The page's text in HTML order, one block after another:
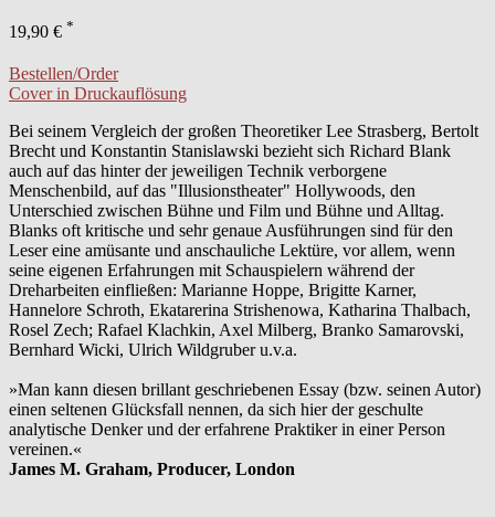
19,90 € *
Bestellen/Order
Cover in Druckauflösung
Bei seinem Vergleich der großen Theoretiker Lee Strasberg, Bertolt
Brecht und Konstantin Stanislawski bezieht sich Richard Blank
auch auf das hinter der jeweiligen Technik verborgene
Menschenbild, auf das "Illusionstheater" Hollywoods, den
Unterschied zwischen Bühne und Film und Bühne und Alltag.
Blanks oft kritische und sehr genaue Ausführungen sind für den
Leser eine amüsante und anschauliche Lektüre, vor allem, wenn
seine eigenen Erfahrungen mit Schauspielern während der
Dreharbeiten einfließen: Marianne Hoppe, Brigitte Karner,
Hannelore Schroth, Ekatarerina Strishenowa, Katharina Thalbach,
Rosel Zech; Rafael Klachkin, Axel Milberg, Branko Samarovski,
Bernhard Wicki, Ulrich Wildgruber u.v.a.
»Man kann diesen brillant geschriebenen Essay (bzw. seinen Autor)
einen seltenen Glücksfall nennen, da sich hier der geschulte
analytische Denker und der erfahrene Praktiker in einer Person
vereinen.«
James M. Graham, Producer, London